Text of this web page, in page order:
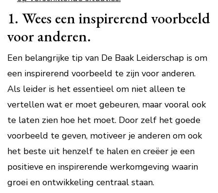
1. Wees een inspirerend voorbeeld
voor anderen.
Een belangrijke tip van De Baak Leiderschap is om
een inspirerend voorbeeld te zijn voor anderen.
Als leider is het essentieel om niet alleen te
vertellen wat er moet gebeuren, maar vooral ook
te laten zien hoe het moet. Door zelf het goede
voorbeeld te geven, motiveer je anderen om ook
het beste uit henzelf te halen en creëer je een
positieve en inspirerende werkomgeving waarin
groei en ontwikkeling centraal staan.